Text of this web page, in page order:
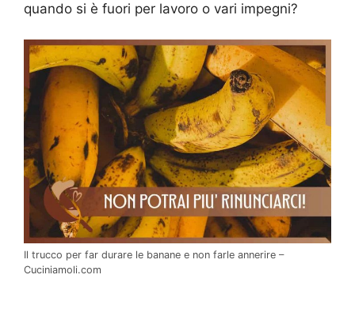
quando si è fuori per lavoro o vari impegni?
Il trucco per far durare le banane e non farle annerire –
Cuciniamoli.com